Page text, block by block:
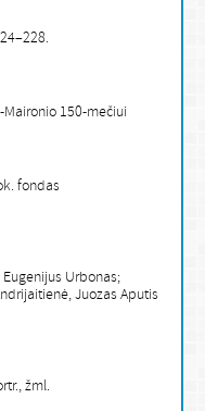
150-mečiui
fondas
Urbonas;
Juozas Aputis
žml.